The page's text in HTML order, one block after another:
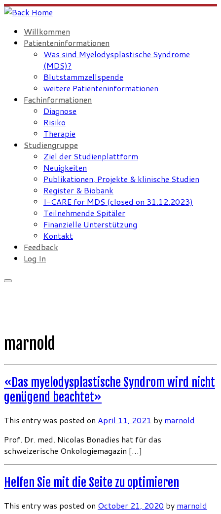
Skip
contentWillkommen
Patienteninformationen
Was sind Myelodysplastische Syndrome
(MDS)?
Blutstammzellspende
weitere Patienteninformationen
Fachinformationen
Diagnose
Risiko
Therapie
Studiengruppe
Ziel der Studienplattform
Neuigkeiten
Publikationen, Projekte & klinische Studien
Register & Biobank
I-CARE for MDS (closed on 31.12.2023)
Teilnehmende Spitäler
Finanzielle Unterstützung
Kontakt
Feedback
Log In
marnold
«Das myelodysplastische Syndrom wird nicht
genügend beachtet»
This entry was posted on April 11, 2021 by marnold
Prof. Dr. med. Nicolas Bonadies hat für das
schweizerische Onkologiemagazin […]
Helfen Sie mit die Seite zu optimieren
This entry was posted on October 21, 2020 by marnold